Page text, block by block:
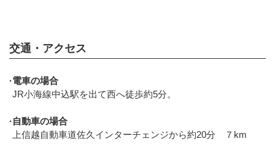
交通・アクセス
電車の場合
JR小海線中込駅を出て西へ徒歩約5分。
自動車の場合
上信越自動車道佐久インターチェンジから約20分 ７km